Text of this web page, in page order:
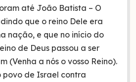
até João Batista – O
que o reino Dele era
nação, e que no início do
de Deus passou a ser
(Venha a nós o vosso Reino).
povo de Israel contra